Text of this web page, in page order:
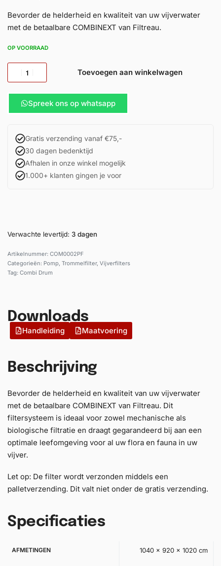
Bevorder de helderheid en kwaliteit van uw vijverwater
met de betaalbare COMBINEXT van Filtreau.
OP VOORRAAD
Toevoegen aan winkelwagen
Spreek ons op whatsapp
Gratis verzending vanaf €75,-
30 dagen bedenktijd
Afhalen in onze winkel mogelijk
1.000+ klanten gingen je voor
Verwachte levertijd: 3 dagen
COM0002PF
Categorieën: Pomp, Trommelfilter, Vijverfilters
Tag: Combi Drum
Downloads
Handleiding Maatvoering
Beschrijving
Bevorder de helderheid en kwaliteit van uw vijverwater
met de betaalbare COMBINEXT van Filtreau. Dit
filtersysteem is ideaal voor zowel mechanische als
biologische filtratie en draagt gegarandeerd bij aan een
optimale leefomgeving voor al uw flora en fauna in uw
vijver.
Let op: De filter wordt verzonden middels een
palletverzending. Dit valt niet onder de gratis verzending.
Specificaties
AFMETINGEN 1040 × 920 × 1020 cm